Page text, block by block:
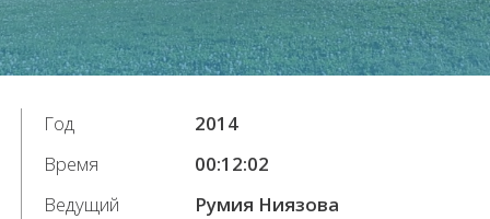
Год
2014
Время
00:12:02
Ведущий
Румия Ниязова